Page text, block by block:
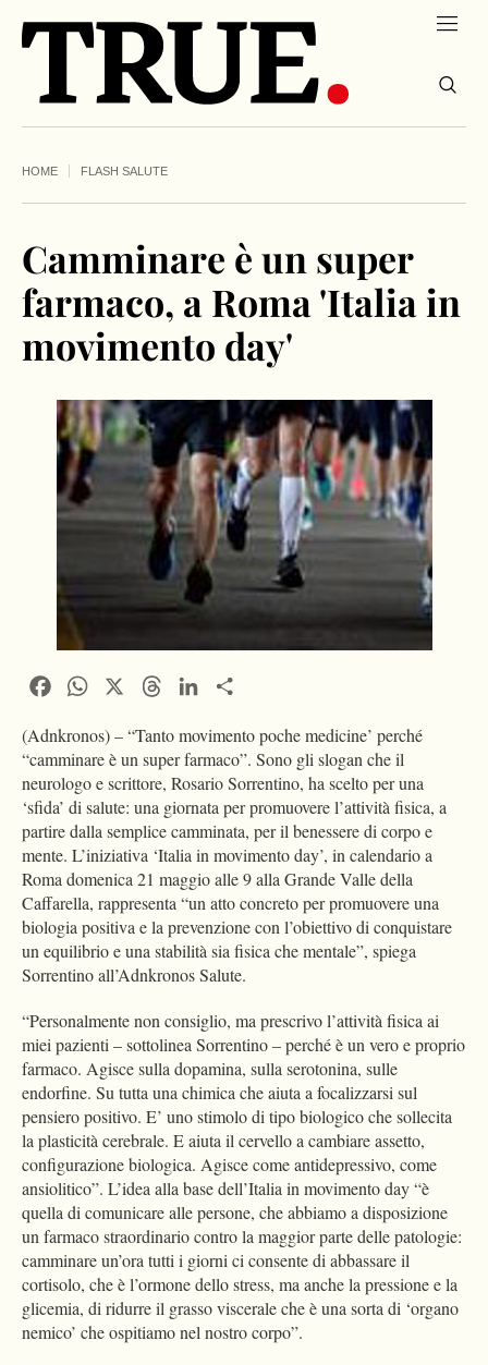
HOME FLASH SALUTE
Camminare è un super
farmaco, a Roma 'Italia in
movimento day'
FacebookWhatsApp ThreadsLinkedIn
(Adnkronos) – “Tanto movimento poche medicine’ perché
“camminare è un super farmaco”. Sono gli slogan che il
neurologo e scrittore, Rosario Sorrentino, ha scelto per una
‘sfida’ di salute: una giornata per promuovere l’attività fisica, a
partire dalla semplice camminata, per il benessere di corpo e
mente. L’iniziativa ‘Italia in movimento day’, in calendario a
Roma domenica 21 maggio alle 9 alla Grande Valle della
Caffarella, rappresenta “un atto concreto per promuovere una
biologia positiva e la prevenzione con l’obiettivo di conquistare
un equilibrio e una stabilità sia fisica che mentale”, spiega
Sorrentino all’Adnkronos Salute.
“Personalmente non consiglio, ma prescrivo l’attività fisica ai
miei pazienti – sottolinea Sorrentino – perché è un vero e proprio
farmaco. Agisce sulla dopamina, sulla serotonina, sulle
endorfine. Su tutta una chimica che aiuta a focalizzarsi sul
pensiero positivo. E’ uno stimolo di tipo biologico che sollecita
la plasticità cerebrale. E aiuta il cervello a cambiare assetto,
configurazione biologica. Agisce come antidepressivo, come
ansiolitico”. L’idea alla base dell’Italia in movimento day “è
quella di comunicare alle persone, che abbiamo a disposizione
un farmaco straordinario contro la maggior parte delle patologie:
camminare un’ora tutti i giorni ci consente di abbassare il
cortisolo, che è l’ormone dello stress, ma anche la pressione e la
glicemia, di ridurre il grasso viscerale che è una sorta di ‘organo
nemico’ che ospitiamo nel nostro corpo”.